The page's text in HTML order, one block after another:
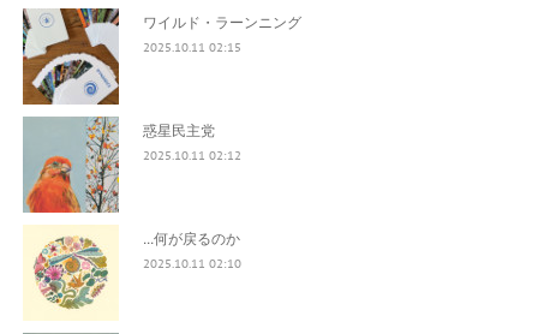
ワイルド・ラーンニング
2025.10.11 02:15
惑星民主党
2025.10.11 02:12
...何が戻るのか
2025.10.11 02:10